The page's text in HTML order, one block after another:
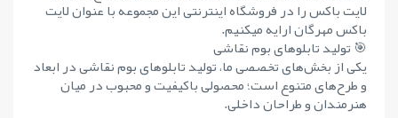
لایت باکس را در فروشگاه اینترنتی این مجموعه با عنوان لایت
باکس مهرگان ارایه میکنیم.
🎯 تولید تابلوهای بوم نقاشی
یکی از بخش‌های تخصصی ما، تولید تابلوهای بوم نقاشی در ابعاد
و طرح‌های متنوع است؛ محصولی باکیفیت و محبوب در میان
هنرمندان و طراحان داخلی.